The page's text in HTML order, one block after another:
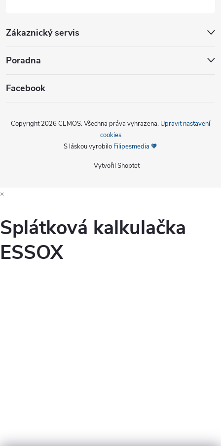
Zákaznický servis
Poradna
Facebook
Vytvořil Shoptet
Copyright 2026 CEMOS. Všechna práva vyhrazena. Upravit nastavení
cookies
S láskou vyrobilo Filipesmedia 🧡
×
Splátková kalkulačka
ESSOX